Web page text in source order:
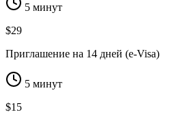
5 минут
$29
Приглашение на 14 дней (e-Visa)
5 минут
$15